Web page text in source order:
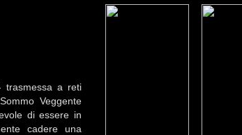
trasmessa a reti
Veggente
di essere in
cadere una